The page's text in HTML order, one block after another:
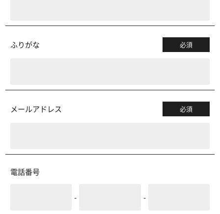
ふりがな 必須
メールアドレス 必須
電話番号
- -